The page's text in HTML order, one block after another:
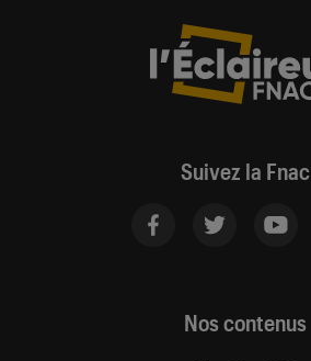
Suivez la Fnac
Nos contenus